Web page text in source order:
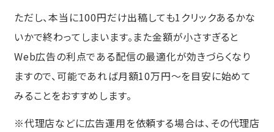
ただし、本当に100円だけ出稿しても1クリックあるかな
いかで終わってしまいます。また金額が小さすぎると
Web広告の利点である配信の最適化が効きづらくなり
ますので、可能であれば月額10万円〜を目安に始めて
みることをおすすめします。
※代理店などに広告運用を依頼する場合は、その代理店